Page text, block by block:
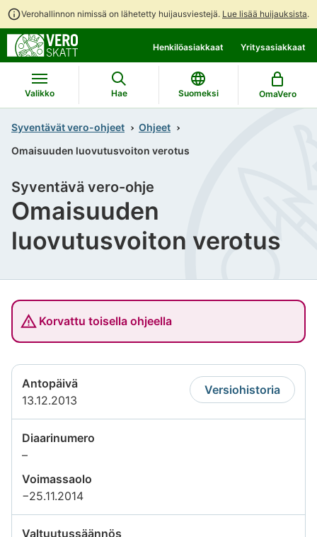
Verohallinnon nimissä on lähetetty huijausviestejä. Lue lisää huijauksista.
suoraan
sisältöön
koko
sivuston
hakuun
Henkilöasiakkaat Yritysasiakkaat
Valikko Hae Suomeksi OmaVero
Syventävät vero-ohjeet
Ohjeet
Omaisuuden luovutusvoiton verotus
Omaisuuden
luovutusvoiton verotus
Syventävä vero-ohje
Korvattu toisella ohjeella
Antopäivä
13.12.2013
Versiohistoria
Diaarinumero
–Tietoa
saatavilla
Voimassaolo
−25.11.2014
Valtuutussäännös